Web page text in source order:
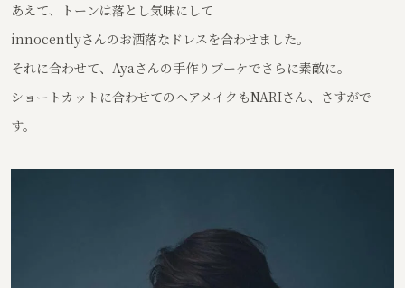
あえて、トーンは落とし気味にして
innocentlyさんのお洒落なドレスを合わせました。
それに合わせて、Ayaさんの手作りブーケでさらに素敵に。
ショートカットに合わせてのヘアメイクもNARIさん、さすがで
す。